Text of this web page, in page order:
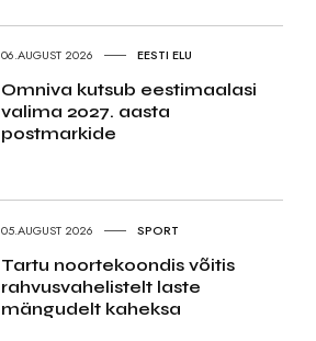
06.AUGUST 2026 EESTI ELU
Omniva kutsub eestimaalasi
valima 2027. aasta
postmarkide
05.AUGUST 2026 SPORT
Tartu noortekoondis võitis
rahvusvahelistelt laste
mängudelt kaheksa